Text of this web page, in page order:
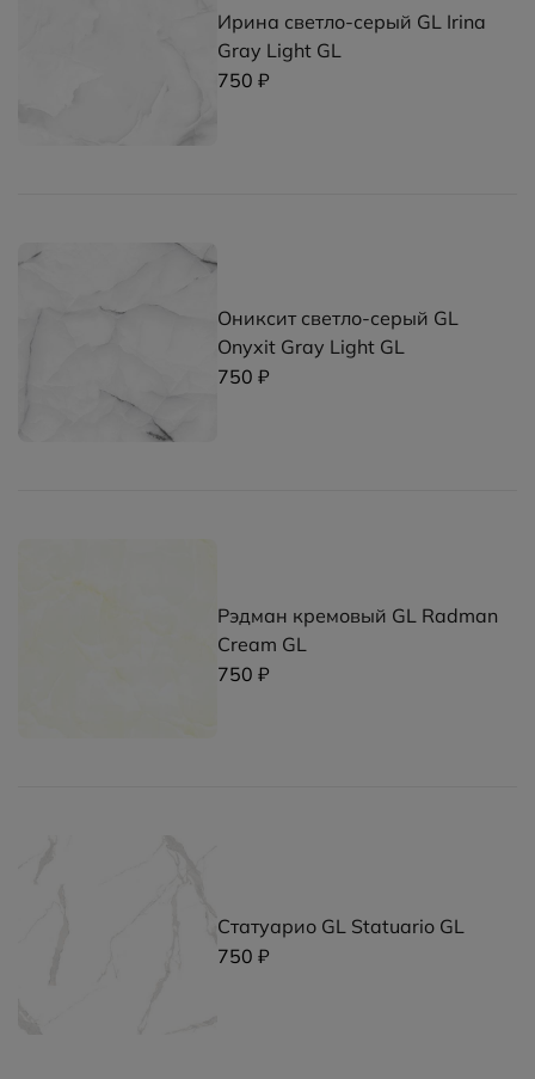
Ирина светло-серый GL Irina
Gray Light GL
750 ₽
Ониксит светло-серый GL
Onyxit Gray Light GL
750 ₽
Рэдман кремовый GL Radman
Cream GL
750 ₽
Статуарио GL Statuario GL
750 ₽